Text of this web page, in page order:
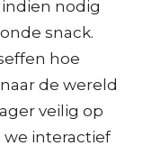
nodig
snack.
hoe
de wereld
veilig op
interactief